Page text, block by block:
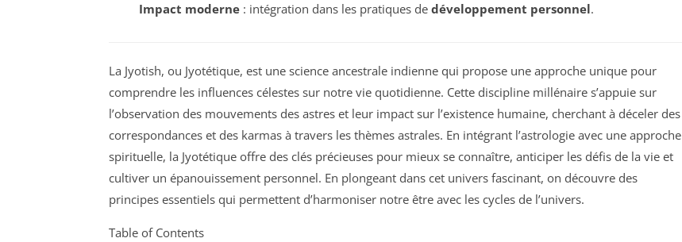
Impact moderne: intégration dans les pratiques de développement personnel.
La Jyotish, ou Jyotétique, est une science ancestrale indienne qui propose une approche unique pour
comprendre les influences célestes sur notre vie quotidienne. Cette discipline millénaire s’appuie sur
l’observation des mouvements des astres et leur impact sur l’existence humaine, cherchant à déceler des
correspondances et des karmas à travers les thèmes astrales. En intégrant l’astrologie avec une approche
spirituelle, la Jyotétique offre des clés précieuses pour mieux se connaître, anticiper les défis de la vie et
cultiver un épanouissement personnel. En plongeant dans cet univers fascinant, on découvre des
principes essentiels qui permettent d’harmoniser notre être avec les cycles de l’univers.
Table of Contents